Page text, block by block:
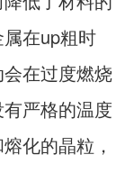
在up粗时
在过度燃烧
严格的温度
化的晶粒，